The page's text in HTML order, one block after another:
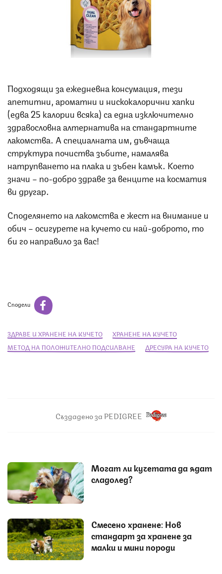
Подходящи за ежедневна консумация, тези
апетитни, ароматни и нискокалорични хапки
(едва 25 калории всяка) са една изключително
здравословна алтернатива на стандартните
лакомства. А специалната им, дъвчаща
структура почиства зъбите, намалява
натрупването на плака и зъбен камък. Което
значи – по-добро здраве за венците на косматия
ви другар.
Споделянето на лакомства е жест на внимание и
обич – осигурете на кучето си най-доброто, то
би го направило за вас!
Сподели
ЗДРАВЕ И ХРАНЕНЕ НА КУЧЕТО
ХРАНЕНЕ НА КУЧЕТО
МЕТОД НА ПОЛОЖИТЕЛНО ПОДСИЛВАНЕ
ДРЕСУРА НА КУЧЕТО
Създадено за PEDIGREE
Могат ли кучетата да ядат
сладолед?
Смесено хранене: Нов
стандарт за хранене за
малки и мини породи